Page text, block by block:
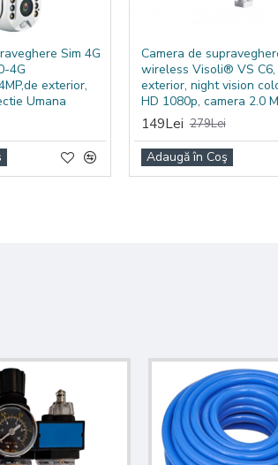
Sim 4G
4G
exterior,
Umana
Camera de
wireless Visoli® VS C6,
exterior, night vision
HD 1080p, camera 2.0
149Lei 279Lei
Adaugă în Coş